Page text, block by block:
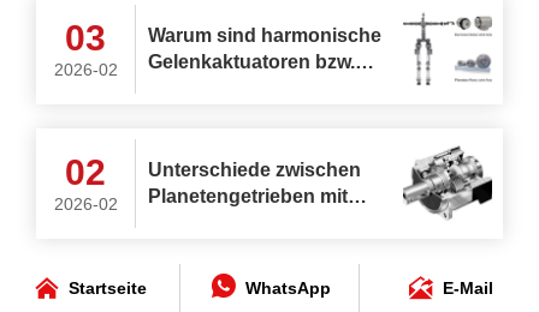
03
2026-02
Warum sind harmonische
Gelenkaktuatoren bzw.
und unteren Gliedmaßen
humanoider Roboter?
02
2026-02
Unterschiede zwischen
Planetengetrieben mit
Schrägverzahnung
 Startseite  WhatsApp  E-Mail